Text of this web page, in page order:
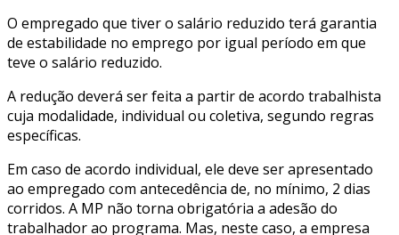
O empregado que tiver o salário reduzido terá garantia
de estabilidade no emprego por igual período em que
teve o salário reduzido.
A redução deverá ser feita a partir de acordo trabalhista
cuja modalidade, individual ou coletiva, segundo regras
específicas.
Em caso de acordo individual, ele deve ser apresentado
ao empregado com antecedência de, no mínimo, 2 dias
corridos. A MP não torna obrigatória a adesão do
trabalhador ao programa. Mas, neste caso, a empresa